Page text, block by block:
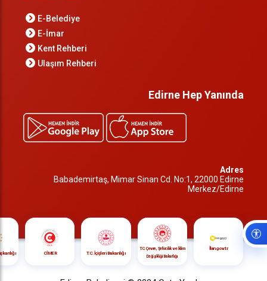
E-Belediye
E-İmar
Kent Rehberi
Ulaşım Rehberi
Edirne Hep Yanında
Adres
Babademirtaş, Mimar Sinan Cd. No:1, 22000 Edirne
Merkez/Edirne
CİMER T.C. İçişleri Bakanlığı
T.C. Çevre, Şehircilik ve İklim
Değişikliği Bakanlığı
İlan.gov.tr